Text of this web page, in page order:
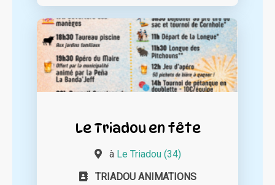
Le Triadou en fête
à Le Triadou (34)
TRIADOU ANIMATIONS